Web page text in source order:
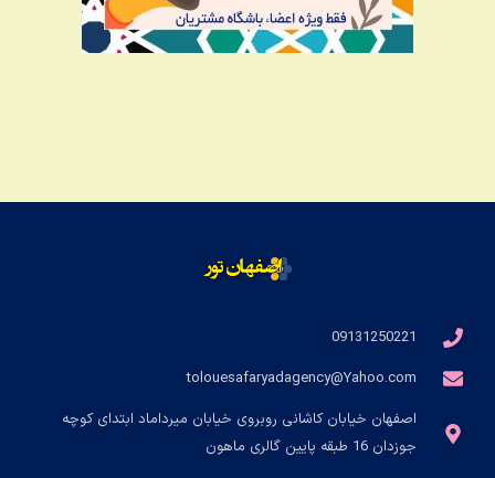
09131250221
tolouesafaryadagency@Yahoo.com
اصفهان خیابان کاشانی روبروی خیابان میرداماد ابتدای کوچه
جوزدان 16 طبقه پایین گالری ماهون